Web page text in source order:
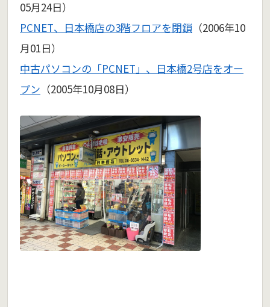
05月24日）
PCNET、日本橋店の3階フロアを閉鎖 （2006年10
月01日）
中古パソコンの「PCNET」、日本橋2号店をオー
プン （2005年10月08日）